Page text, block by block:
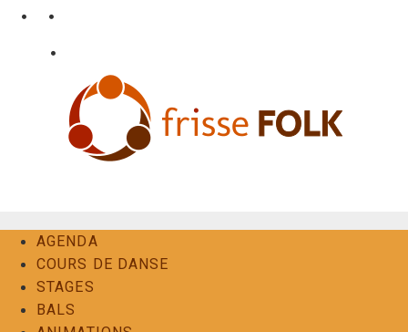
• •
•
AGENDA
COURS DE DANSE
STAGES
BALS